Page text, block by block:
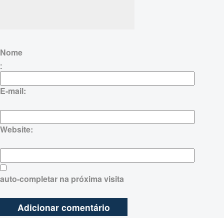
Nome
:
E-mail:
Website:
auto-completar na próxima visita